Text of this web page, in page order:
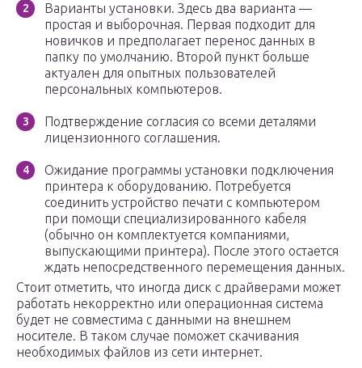
Варианты установки. Здесь два варианта —
простая и выборочная. Первая подходит для
новичков и предполагает перенос данных в
папку по умолчанию. Второй пункт больше
актуален для опытных пользователей
персональных компьютеров.
Подтверждение согласия со всеми деталями
лицензионного соглашения.
Ожидание программы установки подключения
принтера к оборудованию. Потребуется
соединить устройство печати с компьютером
при помощи специализированного кабеля
(обычно он комплектуется компаниями,
выпускающими принтера). После этого остается
ждать непосредственного перемещения данных.
Стоит отметить, что иногда диск с драйверами может
работать некорректно или операционная система
будет не совместима с данными на внешнем
носителе. В таком случае поможет скачивания
необходимых файлов из сети интернет.